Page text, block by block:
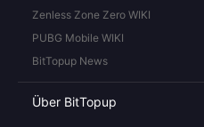
Zenless Zone Zero WIKI
PUBG Mobile WIKI
BitTopup News
Über BitTopup